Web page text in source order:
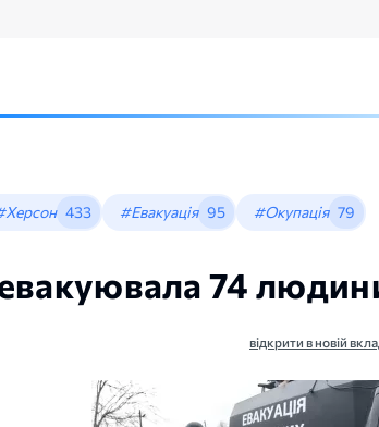
433 #Евакуація 95 #Окупація 79
74
відкрити в новій